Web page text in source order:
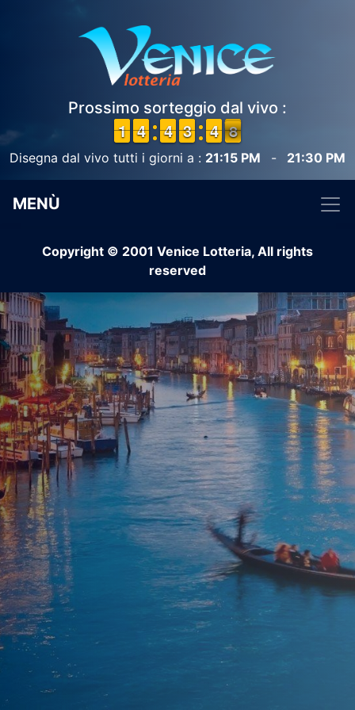
Prossimo sorteggio dal vivo :
1
1
1
1 3
3
4
4 3
3
4
4 2
2
3
3 5
4
4 8
7
Disegna dal vivo tutti i giorni a : 21:15 PM - 21:30 PM
MENÙ
Copyright © 2001 Venice Lotteria, All rights
reserved